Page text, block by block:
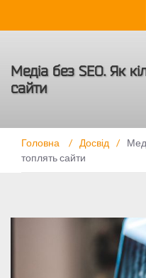
Медіа без SEO. Як
сайти
Головна / Досвід /
топлять сайти